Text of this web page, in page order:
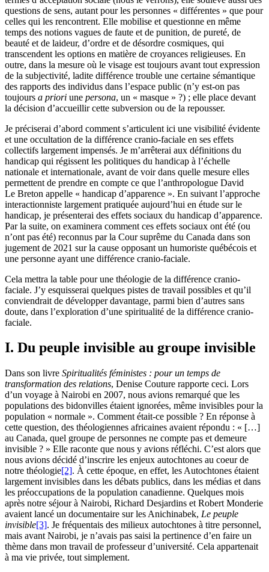
questions de sens, autant pour les personnes « différentes » que pour
celles qui les rencontrent. Elle mobilise et questionne en même
temps des notions vagues de faute et de punition, de pureté, de
beauté et de laideur, d’ordre et de désordre cosmiques, qui
transcendent les options en matière de croyances religieuses. En
outre, dans la mesure où le visage est toujours avant tout expression
de la subjectivité, ladite différence trouble une certaine sémantique
des rapports des individus dans l’espace public (n’y est-on pas
toujours a priori une persona, un « masque » ?) ; elle place devant
la décision d’accueillir cette subversion ou de la repousser.
Je préciserai d’abord comment s’articulent ici une visibilité évidente
et une occultation de la différence cranio-faciale en ses effets
collectifs largement impensés. Je m’arrêterai aux définitions du
handicap qui régissent les politiques du handicap à l’échelle
nationale et internationale, avant de voir dans quelle mesure elles
permettent de prendre en compte ce que l’anthropologue David
Le Breton appelle « handicap d’apparence ». En suivant l’approche
interactionniste largement pratiquée aujourd’hui en étude sur le
handicap, je présenterai des effets sociaux du handicap d’apparence.
Par la suite, on examinera comment ces effets sociaux ont été (ou
n’ont pas été) reconnus par la Cour suprême du Canada dans son
jugement de 2021 sur la cause opposant un humoriste québécois et
une personne ayant une différence cranio-faciale.
Cela mettra la table pour une théologie de la différence cranio-
faciale. J’y esquisserai quelques pistes de travail possibles et qu’il
conviendrait de développer davantage, parmi bien d’autres sans
doute, dans l’exploration d’une spiritualité de la différence cranio-
faciale.
I. Du peuple invisible au groupe invisible
Dans son livre Spiritualités féministes : pour un temps de
transformation des relations, Denise Couture rapporte ceci. Lors
d’un voyage à Nairobi en 2007, nous avions remarqué que les
populations des bidonvilles étaient ignorées, même invisibles pour la
population « normale ». Comment était-ce possible ? En réponse à
cette question, des théologiennes africaines avaient répondu : « […]
au Canada, quel groupe de personnes ne compte pas et demeure
invisible ? » Elle raconte que nous y avions réfléchi. C’est alors que
nous avions décidé d’inscrire les enjeux autochtones au coeur de
notre théologie[2]. À cette époque, en effet, les Autochtones étaient
largement invisibles dans les débats publics, dans les médias et dans
les préoccupations de la population canadienne. Quelques mois
après notre séjour à Nairobi, Richard Desjardins et Robert Monderie
avaient lancé un documentaire sur les Anichinabek, Le peuple
invisible[3]. Je fréquentais des milieux autochtones à titre personnel,
mais avant Nairobi, je n’avais pas saisi la pertinence d’en faire un
thème dans mon travail de professeur d’université. Cela appartenait
à ma vie privée, tout simplement.